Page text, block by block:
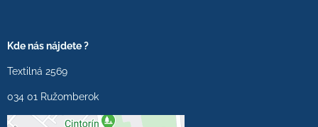
Kde nás nájdete ?
Textilná 2569
034 01 Ružomberok